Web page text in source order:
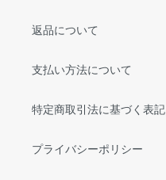
返品について
支払い方法について
特定商取引法に基づく表記
プライバシーポリシー